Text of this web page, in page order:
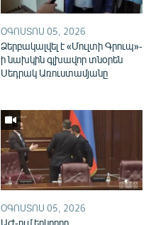
ՕԳՈՍՏՈՍ 05, 2026
Ձերբակալվել է «Մուլտի Գրուպ»-
ի նախկին գլխավոր տնօրեն
Սեդրակ Առուստամյանը
ՕԳՈՍՏՈՍ 05, 2026
ԱԺ-ում երկրորդ